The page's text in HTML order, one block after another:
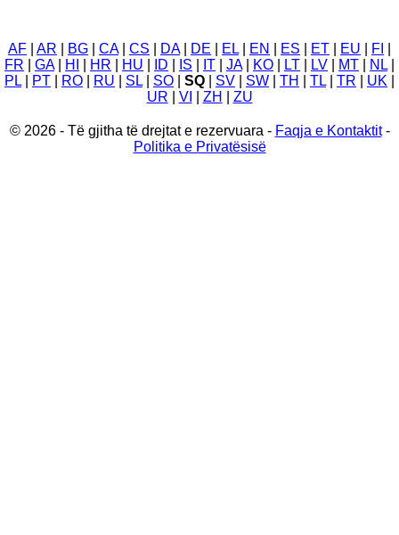
AF AR BG CA| CS DA| DE EL EN ES ET EU FI
FR
GA| HI HR HU ID IS IT JA| KO LT LV MT NL
PL
PT RO RU SL SO SQ SV SW TH TL TR UK
UR
VI ZH ZU
© 2026 - Të gjitha të drejtat e rezervuara - Faqja e Kontaktit-
Politika e Privatësisë